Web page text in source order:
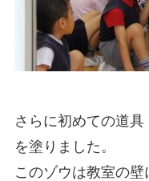
さらに初めての道
を塗りました。
このゾウは教室の